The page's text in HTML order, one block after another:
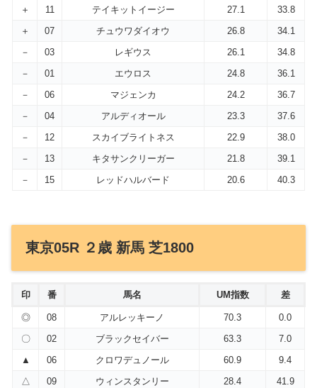
＋
11 テイキットイージー 27.1
33.8
＋
07 チュウワダイオウ 26.8
34.1
－
03 レギウス 26.1
34.8
－
01 エウロス 24.8
36.1
－
06 マジェンカ 24.2
36.7
－
04 アルディオール 23.3
37.6
－
12 スカイブライトネス 22.9
38.0
－
13 キタサンクリーガー 21.8
39.1
－
15 レッドハルバード 20.6 40.3
東京05R ２歳 新馬 芝1800
印 番 馬名 UM指数 差
◎ 08 アルレッキーノ 70.3
0.0
〇
02 ブラックセイバー 63.3
7.0
▲
06 クロワデュノール 60.9
9.4
△
09 ウィンスタンリー 28.4
41.9